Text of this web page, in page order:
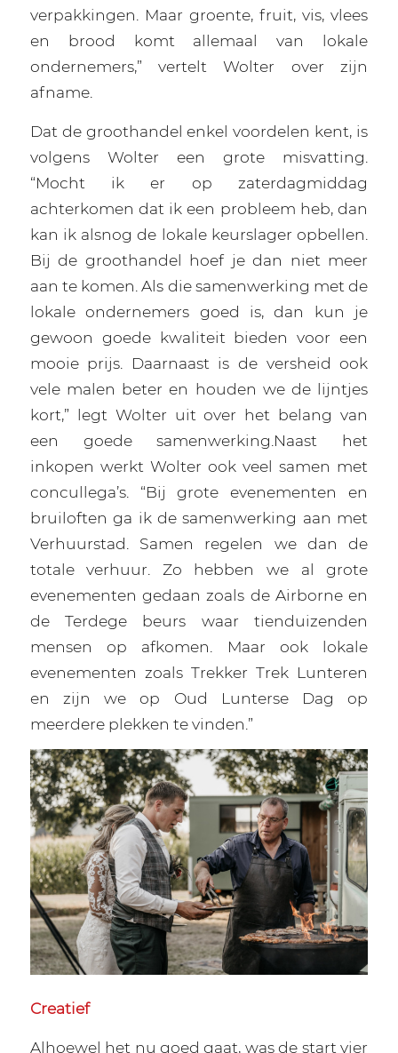
verpakkingen. Maar groente, fruit, vis, vlees
en brood komt allemaal van lokale
ondernemers,” vertelt Wolter over zijn
afname.
Dat de groothandel enkel voordelen kent, is
volgens Wolter een grote misvatting.
“Mocht ik er op zaterdagmiddag
achterkomen dat ik een probleem heb, dan
kan ik alsnog de lokale keurslager opbellen.
Bij de groothandel hoef je dan niet meer
aan te komen. Als die samenwerking met de
lokale ondernemers goed is, dan kun je
gewoon goede kwaliteit bieden voor een
mooie prijs. Daarnaast is de versheid ook
vele malen beter en houden we de lijntjes
kort,” legt Wolter uit over het belang van
een goede samenwerking.Naast het
inkopen werkt Wolter ook veel samen met
concullega’s. “Bij grote evenementen en
bruiloften ga ik de samenwerking aan met
Verhuurstad. Samen regelen we dan de
totale verhuur. Zo hebben we al grote
evenementen gedaan zoals de Airborne en
de Terdege beurs waar tienduizenden
mensen op afkomen. Maar ook lokale
evenementen zoals Trekker Trek Lunteren
en zijn we op Oud Lunterse Dag op
meerdere plekken te vinden.”
Creatief
Alhoewel het nu goed gaat, was de start vier